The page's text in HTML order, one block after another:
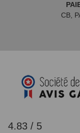
CB,
4.83 / 5